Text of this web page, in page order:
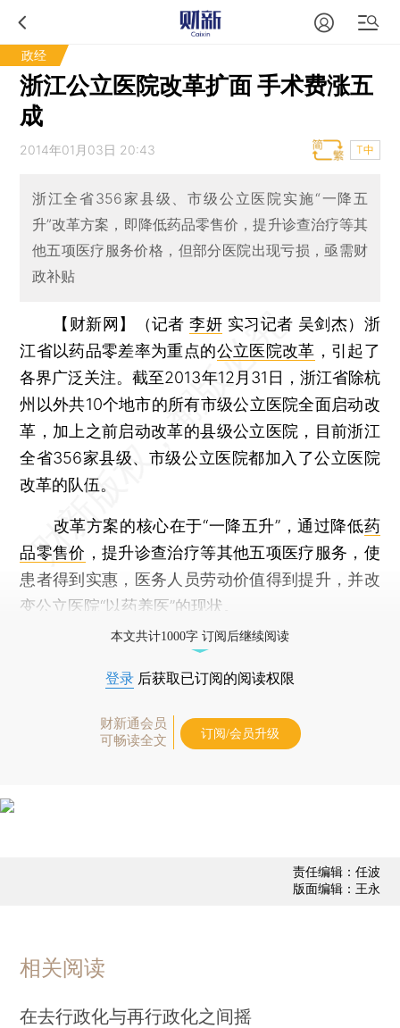
政经
浙江公立医院改革扩面 手术费涨五
成
2014年01月03日 20:43 T中
浙江全省356家县级、市级公立医院实施“一降五
升”改革方案，即降低药品零售价，提升诊查治疗等其
他五项医疗服务价格，但部分医院出现亏损，亟需财
政补贴
【财新网】（记者李妍 实习记者 吴剑杰） 浙
江省以药品零差率为重点的公立医院改革 ，引起了
各界广泛关注。截至2013年12月31日，浙江省除杭
州以外共10个地市的所有市级公立医院全面启动改
革，加上之前启动改革的县级公立医院，目前浙江
全省356家县级、市级公立医院都加入了公立医院
改革的队伍。
改革方案的核心在于“一降五升”，通过降低药
品零售价 ，提升诊查治疗等其他五项医疗服务，使
患者得到实惠，医务人员劳动价值得到提升，并改
变公立医院“以药养医”的现状。
本文共计1000字 订阅后继续阅读
登录 后获取已订阅的阅读权限
财新通会员
可畅读全文
订阅/会员升级
责任编辑：任波
版面编辑：王永
相关阅读
在去行政化与再行政化之间摇